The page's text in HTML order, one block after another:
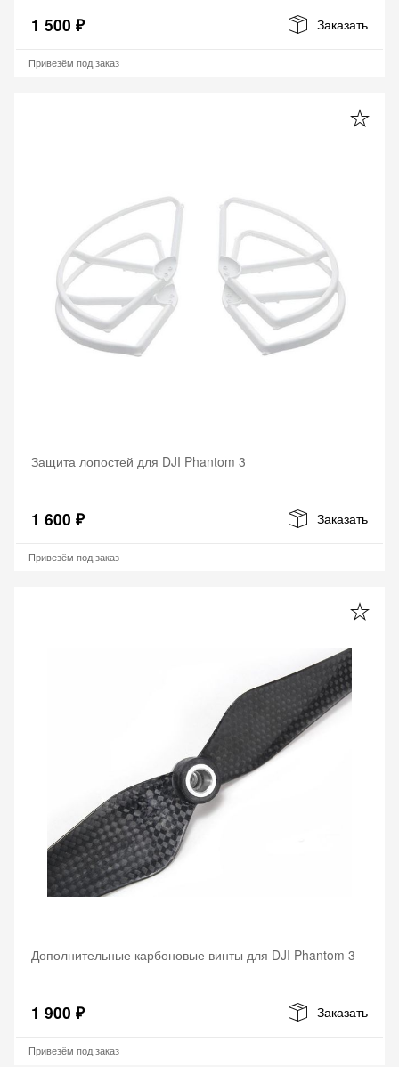
1 500 ₽ Заказать
Привезём под заказ
Защита лопостей для DJI Phantom 3
1 600 ₽ Заказать
Привезём под заказ
Дополнительные карбоновые винты для DJI Phantom 3
1 900 ₽ Заказать
Привезём под заказ